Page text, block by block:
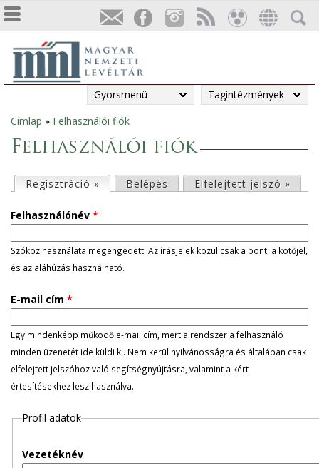
Gyorsmenü Tagintézmények
Jelenlegi
hely
Címlap » Felhasználói fiók
Felhasználói fiók
l
s
ő
d
l
e
g
e
Regisztráció » (aktív fül)
Belépés Elfelejtett jelszó »
Felhasználónév *
Szóköz használata megengedett. Az írásjelek közül csak a pont, a kötőjel,
és az aláhúzás használható.
E-mail cím *
Egy mindenképp működő e-mail cím, mert a rendszer a felhasználó
minden üzenetét ide küldi ki. Nem kerül nyilvánosságra és általában csak
elfelejtett jelszóhoz való segítségnyújtásra, valamint a kért
értesítésekhez lesz használva.
Profil adatok
Vezetéknév